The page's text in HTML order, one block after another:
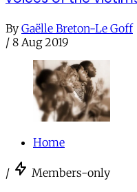
By Gaëlle Breton-Le Goff
/ 8 Aug 2019
Home
/ Members-only